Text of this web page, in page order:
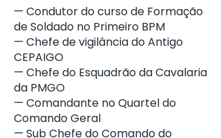
— Condutor do curso de Formação
de Soldado no Primeiro BPM
— Chefe de vigilância do Antigo
CEPAIGO
— Chefe do Esquadrão da Cavalaria
da PMGO
— Comandante no Quartel do
Comando Geral
— Sub Chefe do Comando do